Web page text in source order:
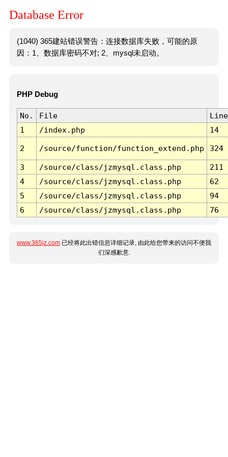
Database Error
(1040) 365建站错误警告：连接数据库失败，可能的原
因：1、数据库密码不对; 2、mysql未启动。
PHP Debug
No. File
Line
1
/index.php 14
2 /source/function/function_extend.php 324
3 /source/class/jzmysql.class.php
211
4
/source/class/jzmysql.class.php
62
5
/source/class/jzmysql.class.php
94
6
/source/class/jzmysql.class.php 76
www.365jz.com 已经将此出错信息详细记录, 由此给您带来的访问不便我
们深感歉意.